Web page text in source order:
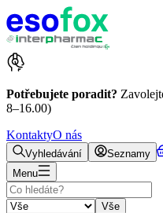
Potřebujete poradit?
8–16.00)
KontaktyO nás
Vyhledávání Seznamy
Menu
Vše